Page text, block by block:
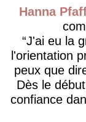
Hanna
J'ai eu la
l'orientation
peux que
Dès le
confiance